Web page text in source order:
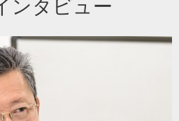
ンタビュー